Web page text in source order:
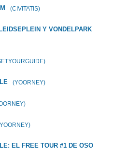
(CIVITATIS)
Y VONDELPARK
(YOORNEY)
EL FREE TOUR #1 DE OSO